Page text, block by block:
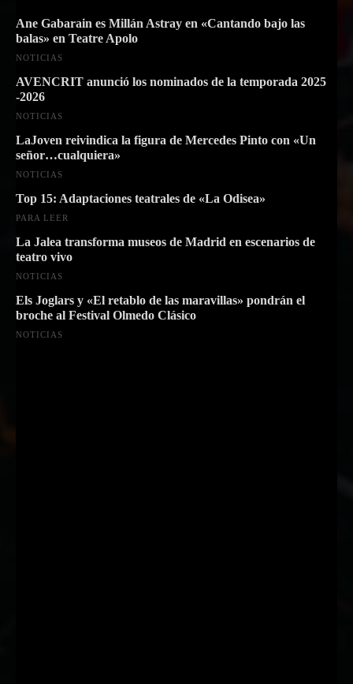
Ane Gabarain es Millán Astray en «Cantando bajo las
balas» en Teatre Apolo
NOTICIAS
AVENCRIT anunció los nominados de la temporada 2025
-2026
NOTICIAS
LaJoven reivindica la figura de Mercedes Pinto con «Un
señor…cualquiera»
NOTICIAS
Top 15: Adaptaciones teatrales de «La Odisea»
PARA LEER
La Jalea transforma museos de Madrid en escenarios de
teatro vivo
NOTICIAS
Els Joglars y «El retablo de las maravillas» pondrán el
broche al Festival Olmedo Clásico
NOTICIAS